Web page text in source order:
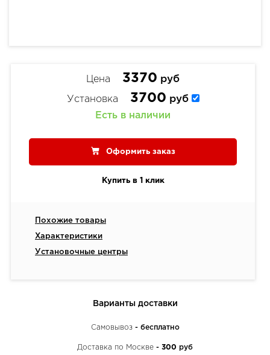
Цена 3370 руб
Установка 3700 руб
Есть в наличии
Оформить заказ
Купить в 1 клик
Похожие товары
Характеристики
Установочные центры
Варианты доставки
Самовывоз- бесплатно
Доставка по Москве - 300 руб